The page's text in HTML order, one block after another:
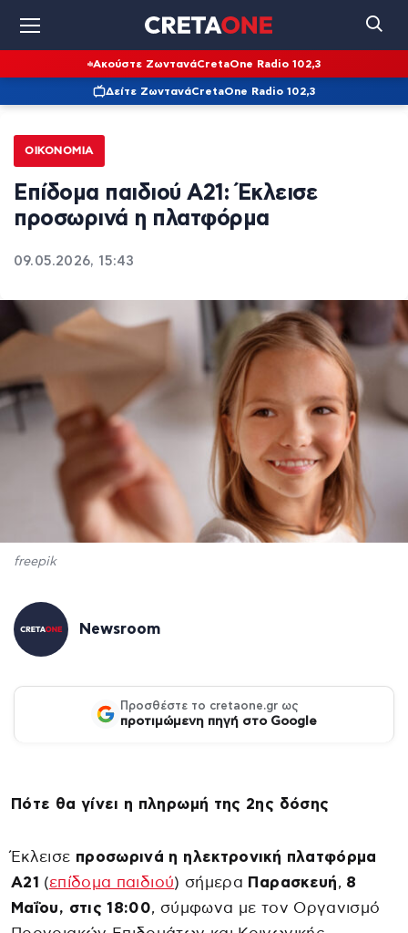
Ακούστε ΖωντανάCretaOne Radio 102,3
Δείτε ΖωντανάCretaOne Radio 102,3
ΟΙΚΟΝΟΜΊΑ
Επίδομα παιδιού Α21: Έκλεισε
προσωρινά η πλατφόρμα
09.05.2026, 15:43
freepik
Newsroom
Προσθέστε το cretaone.gr ως
προτιμώμενη πηγή στο Google
Πότε θα γίνει η πληρωμή της 2ης δόσης
Έκλεισε προσωρινά η ηλεκτρονική πλατφόρμα
Α21 (επίδομα παιδιού) σήμερα Παρασκευή, 8
Μαΐου, στις 18:00, σύμφωνα με τον Οργανισμό